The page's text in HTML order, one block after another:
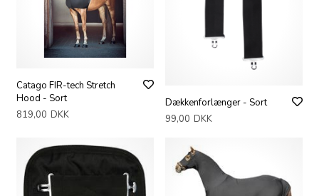
Catago FIR-tech Stretch
Hood - Sort
819,00 DKK
Dækkenforlænger - Sort
99,00 DKK